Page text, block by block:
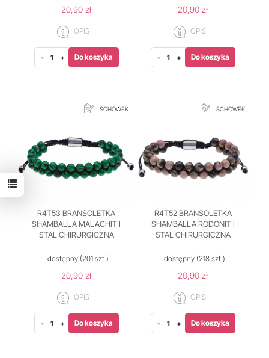
20,90 zł
OPIS
- + Do koszyka
20,90 zł
OPIS
- + Do koszyka
SCHOWEK
R4T53 BRANSOLETKA
SHAMBALLA MALACHIT I
STAL CHIRURGICZNA
dostępny(201 szt.)
20,90 zł
OPIS
- + Do koszyka
SCHOWEK
R4T52 BRANSOLETKA
SHAMBALLA RODONIT I
STAL CHIRURGICZNA
dostępny(218 szt.)
20,90 zł
OPIS
- + Do koszyka